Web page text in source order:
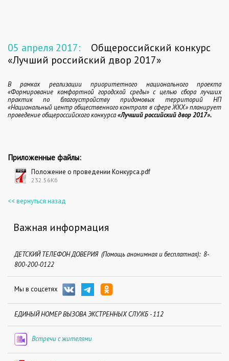
05 апреля 2017:
Общероссийский конкурс
«Лучший российский двор 2017»
В рамках реализации приоритетного национального проекта
«Формирование комфортной городской среды» с целью сбора лучших
практик по благоустройству придомовых территорий НП
«Национальный центр общественного контроля в сфере ЖКХ» планирует
проведение общероссийского конкурса«Лучший российский двор 2017».
Приложенные файлы:
Положение о проведении Конкурса.pdf
232.56Кб
<< вернуться назад
Важная информация
ДЕТСКИЙ ТЕЛЕФОН ДОВЕРИЯ (Помощь анонимная и бесплатная): 8-
800-200-0122
Мы в соцсетях
ЕДИНЫЙ НОМЕР ВЫЗОВА ЭКСТРЕННЫХ СЛУЖБ - 112
Встречи с жителями